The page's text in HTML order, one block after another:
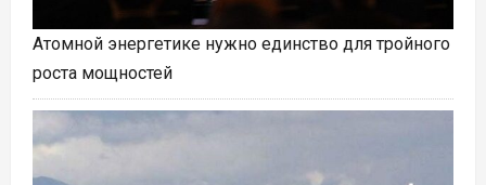
Атомной энергетике нужно единство для тройного
роста мощностей